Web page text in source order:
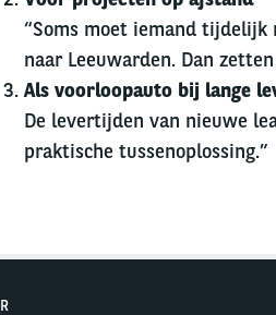
“Soms moet iemand
naar Leeuwarden. Dan
Als voorloopauto bij lange
De levertijden van nieuwe
praktische tussenoplossing.”